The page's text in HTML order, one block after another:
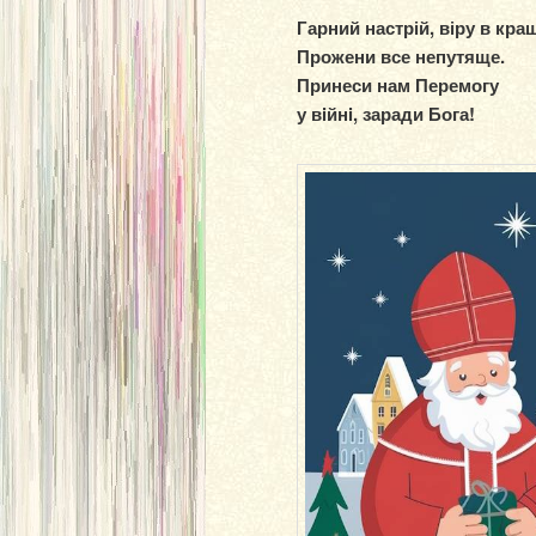
Гарний настрій, віру в
Прожени все непутяще.
Принеси нам Перемогу
у вiйнi, заради Бога!